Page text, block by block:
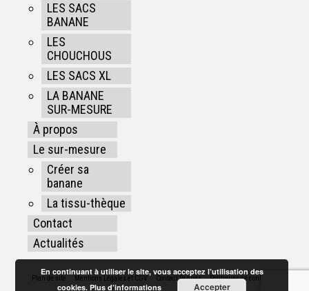
LES SACS
BANANE
LES
CHOUCHOUS
LES SACS XL
LA BANANE
SUR-MESURE
À propos
Le sur-mesure
Créer sa
banane
La tissu-thèque
Contact
Actualités
Plan de site Mentions Légales et CGV Contact Rennes Politiques de confidentialité
En continuant à utiliser le site, vous acceptez l’utilisation des
cookies.Plus d’informations Accepter